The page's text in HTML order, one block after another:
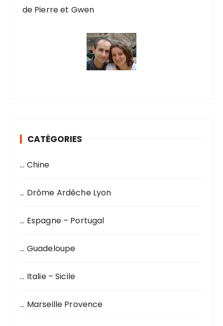
de Pierre et Gwen
CATÉGORIES
… Chine
… Drôme Ardèche Lyon
… Espagne – Portugal
… Guadeloupe
… Italie – Sicile
… Marseille Provence